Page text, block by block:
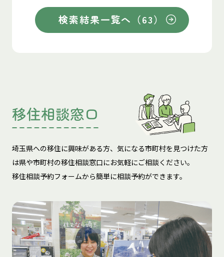
移住相談窓口
埼玉県への移住に興味がある方、気になる市町村を見つけた方
は県や市町村の移住相談窓口にお気軽にご相談ください。
移住相談予約フォームから簡単に相談予約ができます。